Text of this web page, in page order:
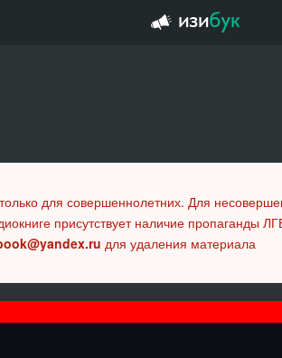
для совершеннолетних. Для
присутствует наличие пропаганды
для удаления материала